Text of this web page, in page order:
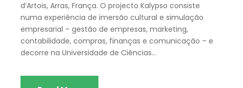
d’Artois, Arras, França. O projecto Kalypso consiste
numa experiência de imersão cultural e simulação
empresarial – gestão de empresas, marketing,
contabilidade, compras, finanças e comunicação – e
decorre na Universidade de Ciências...